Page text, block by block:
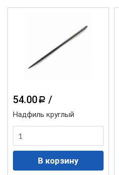
54.00 a /
Надфиль круглый